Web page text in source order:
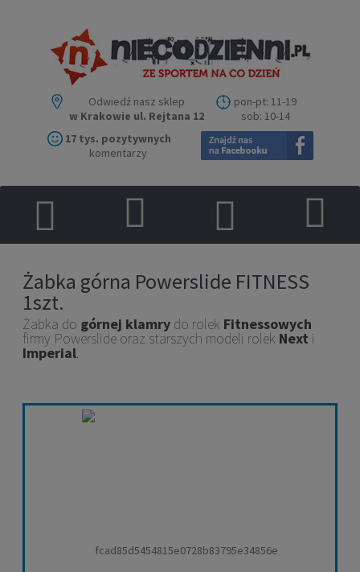
Odwiedź nasz sklep
w Krakowie ul. Rejtana 12
pon-pt: 11-19
sob: 10-14
17 tys. pozytywnych
komentarzy
Żabka górna Powerslide FITNESS
1szt.
Żabka do górnej klamry do rolek Fitnessowych
firmy Powerslide oraz starszych modeli rolek Next i
Imperial.